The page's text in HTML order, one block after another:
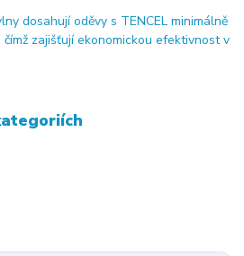
dosahují oděvy s TENCEL minimálně
zajišťují ekonomickou efektivnost v